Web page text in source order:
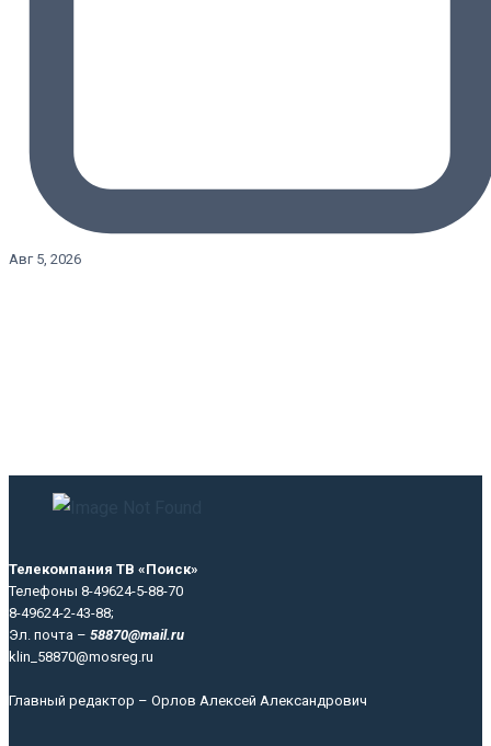
Авг 5, 2026
Телекомпания ТВ «Поиск»
Телефоны 8-49624-5-88-70
8-49624-2-43-88;
Эл. почта – 58870@mail.ru
klin_58870@mosreg.ru
Главный редактор – Орлов Алексей Александрович